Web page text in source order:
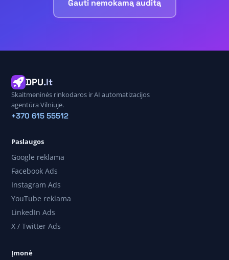
Gauti nemokamą auditą
DPU.lt
Skaitmeninės rinkodaros ir AI automatizacijos
agentūra Vilniuje.
+370 615 55512
Paslaugos
Google reklama
Facebook Ads
Instagram Ads
YouTube reklama
LinkedIn Ads
X / Twitter Ads
Įmonė